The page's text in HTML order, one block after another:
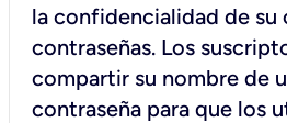
la confidencialidad de su
contraseñas. Los
compartir su nombre de
contraseña para que los